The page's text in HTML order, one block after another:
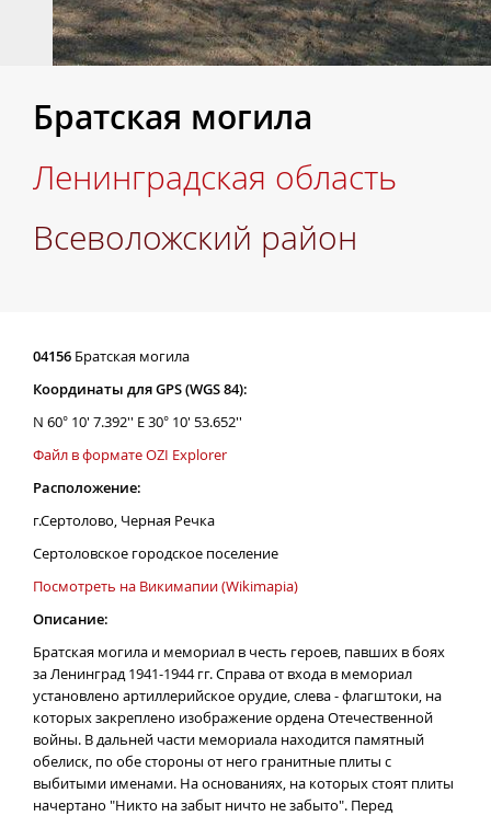
Братская могила
Ленинградская область
Всеволожский район
04156 Братская могила
Координаты для GPS (WGS 84):
N 60° 10' 7.392'' E 30° 10' 53.652''
Файл в формате OZI Explorer
Расположение:
г.Сертолово, Черная Речка
Сертоловское городское поселение
Посмотреть на Викимапии (Wikimapia)
Описание:
Братская могила и мемориал в честь героев, павших в боях
за Ленинград 1941-1944 гг. Справа от входа в мемориал
установлено артиллерийское орудие, слева - флагштоки, на
которых закреплено изображение ордена Отечественной
войны. В дальней части мемориала находится памятный
обелиск, по обе стороны от него гранитные плиты с
выбитыми именами. На основаниях, на которых стоят плиты
начертано "Никто на забыт ничто не забыто". Перед